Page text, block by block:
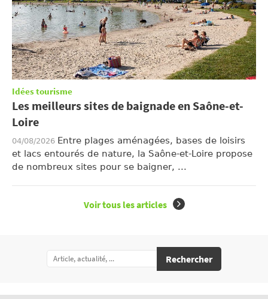
Idées tourisme
Les meilleurs sites de baignade en Saône-et-
Loire
04/08/2026 Entre plages aménagées, bases de loisirs
et lacs entourés de nature, la Saône-et-Loire propose
de nombreux sites pour se baigner, ...
Voir tous les articles
Rechercher